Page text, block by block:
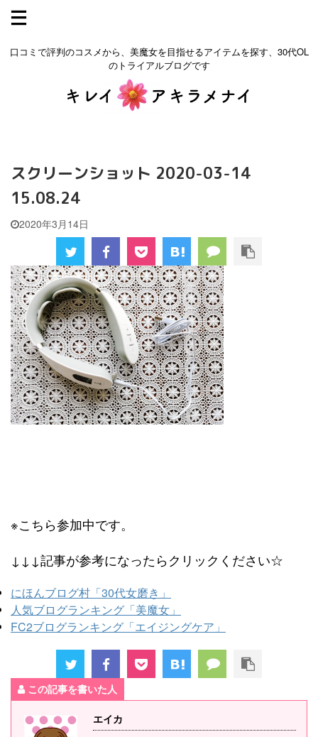
口コミで評判のコスメから、美魔女を目指せるアイテムを探す、30代OL
のトライアルブログです
スクリーンショット 2020-03-14
15.08.24
2020年3月14日
※こちら参加中です。
↓↓↓記事が参考になったらクリックください☆
にほんブログ村「30代女磨き」
人気ブログランキング「美魔女」
FC2ブログランキング「エイジングケア」
この記事を書いた人
エイカ